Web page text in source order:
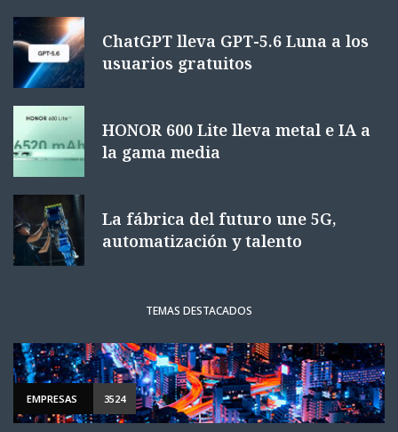
ChatGPT lleva GPT-5.6 Luna a los
usuarios gratuitos
HONOR 600 Lite lleva metal e IA a
la gama media
La fábrica del futuro une 5G,
automatización y talento
TEMAS DESTACADOS
EMPRESAS 3524